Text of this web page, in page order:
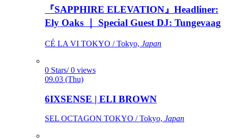
『SAPPHIRE ELEVATION』Headliner:
Ely Oaks ｜ Special Guest DJ: Tungevaag
CÉ LA VI TOKYO / Tokyo, Japan
0 Stars/ 0 views
09.03 (Thu)
6IXSENSE | ELI BROWN
SEL OCTAGON TOKYO / Tokyo, Japan